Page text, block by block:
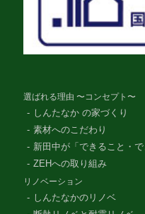
選ばれる理由 〜コンセプト〜
しんたなか の家づくり
素材へのこだわり
新田中が「できること・で
ZEHへの取り組み
リノベーション
しんたなかのリノベ